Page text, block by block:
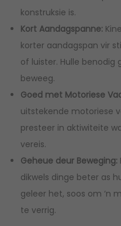
konstruksie is.
Kort Aandagspanne:
korter aandagspan vir
of luister. Hulle benodig
beweeg.
Goed met Motoriese
uitstekende motoriese
presteer in aktiwiteite
vereis.
Geheue deur Beweging:
dikwels dinge beter as
geleer het, soos om ‘n
te verrig.